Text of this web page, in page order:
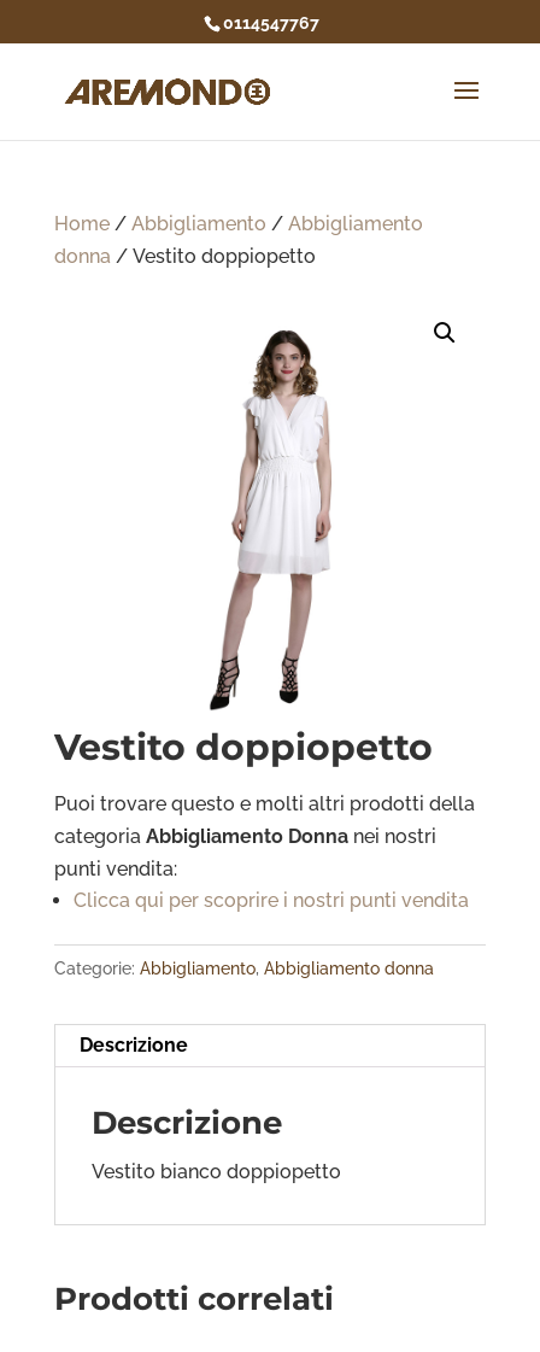
0114547767
Home/ Abbigliamento / Abbigliamento
donna/ Vestito doppiopetto
Vestito doppiopetto
Puoi trovare questo e molti altri prodotti della
categoria Abbigliamento Donna nei nostri
punti vendita:
Clicca qui per scoprire i nostri punti vendita
Categorie: Abbigliamento, Abbigliamento donna
Descrizione
Descrizione
Vestito bianco doppiopetto
Prodotti correlati